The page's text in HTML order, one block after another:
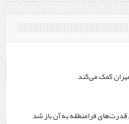
کمک می‌کند
قدرت‌های فرامنطقه به آن باز شد